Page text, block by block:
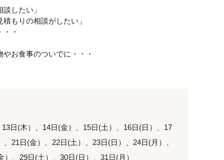
したい」
もりの相談がしたい」
・
お食事のついでに・・・
日(木）、14日(金）、15日(土）、16日(日）、17
21日(金）、22日(土）、23日(日）、24日(月）、
、29日(土）、30日(日）、31日(月）